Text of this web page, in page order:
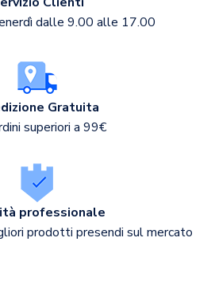
dalle 9.00 alle 17.00
Gratuita
superiori a 99€
professionale
prodotti presendi sul mercato